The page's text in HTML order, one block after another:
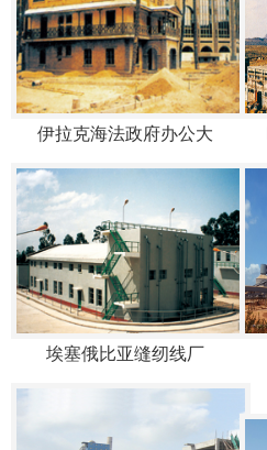
伊拉克海法政府办公大
埃塞俄比亚缝纫线厂